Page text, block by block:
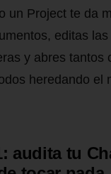
un Project te da
editas
y abres tantos
heredando el
audita tu